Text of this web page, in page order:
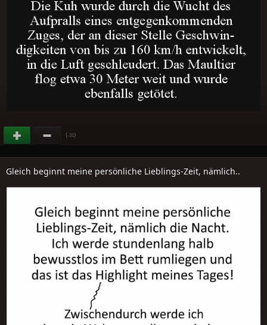
(-31)
Gleich beginnt meine persönliche Lieblings-Zeit, nämlich..